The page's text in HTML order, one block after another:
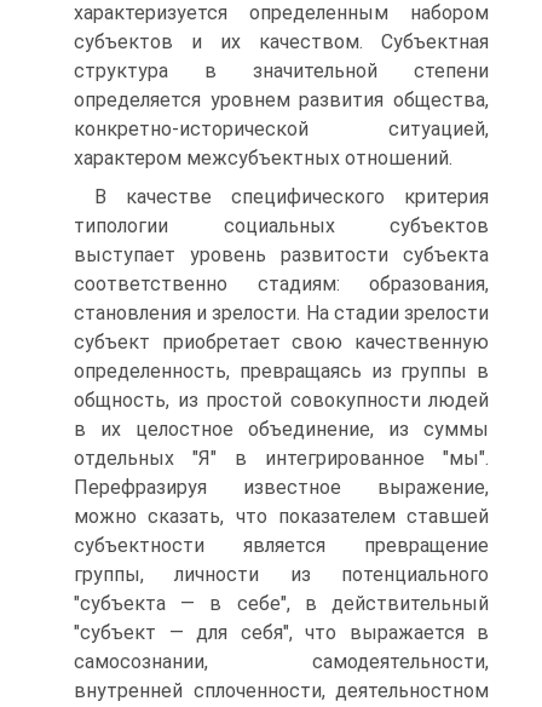
характеризуется определенным набором
субъектов и их качеством. Субъектная
структура в значительной степени
определяется уровнем развития общества,
конкретно-исторической ситуацией,
характером межсубъектных отношений.
В качестве специфического критерия
типологии социальных субъектов
выступает уровень развитости субъекта
соответственно стадиям: образования,
становления и зрелости. На стадии зрелости
субъект приобретает свою качественную
определенность, превращаясь из группы в
общность, из простой совокупности людей
в их целостное объединение, из суммы
отдельных "Я" в интегрированное "мы".
Перефразируя известное выражение,
можно сказать, что показателем ставшей
субъектности является превращение
группы, личности из потенциального
"субъекта — в себе", в действительный
"субъект — для себя", что выражается в
самосознании, самодеятельности,
внутренней сплоченности, деятельностном